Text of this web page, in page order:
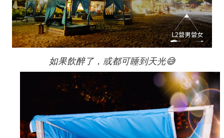
如果飲醉了，或都可睡到天光😅